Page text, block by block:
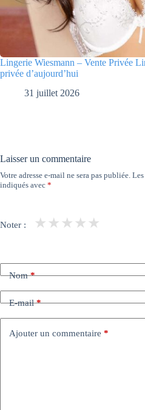
Lingerie Wiesmann – Vente Privée
privée d’aujourd’hui
31 juillet 2026
Laisser un commentaire
Votre adresse e-mail ne sera pas publiée.
indiqués avec *
Noter : ★
★
★
★
★
Nom*
E-mail*
Ajouter un commentaire *